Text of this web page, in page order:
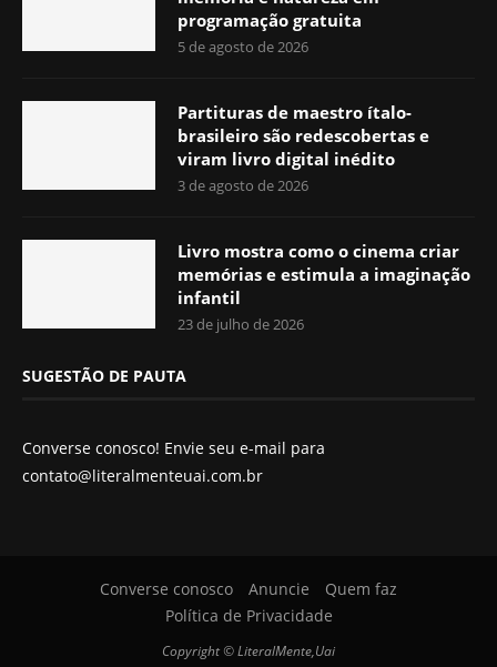
programação gratuita
5 de agosto de 2026
Partituras de maestro ítalo-
brasileiro são redescobertas e
viram livro digital inédito
3 de agosto de 2026
Livro mostra como o cinema criar
memórias e estimula a imaginação
infantil
23 de julho de 2026
SUGESTÃO DE PAUTA
Converse conosco! Envie seu e-mail para
contato@literalmenteuai.com.br
Converse conosco Anuncie
Quem faz
Política de Privacidade
Copyright © LiteralMente,Uai